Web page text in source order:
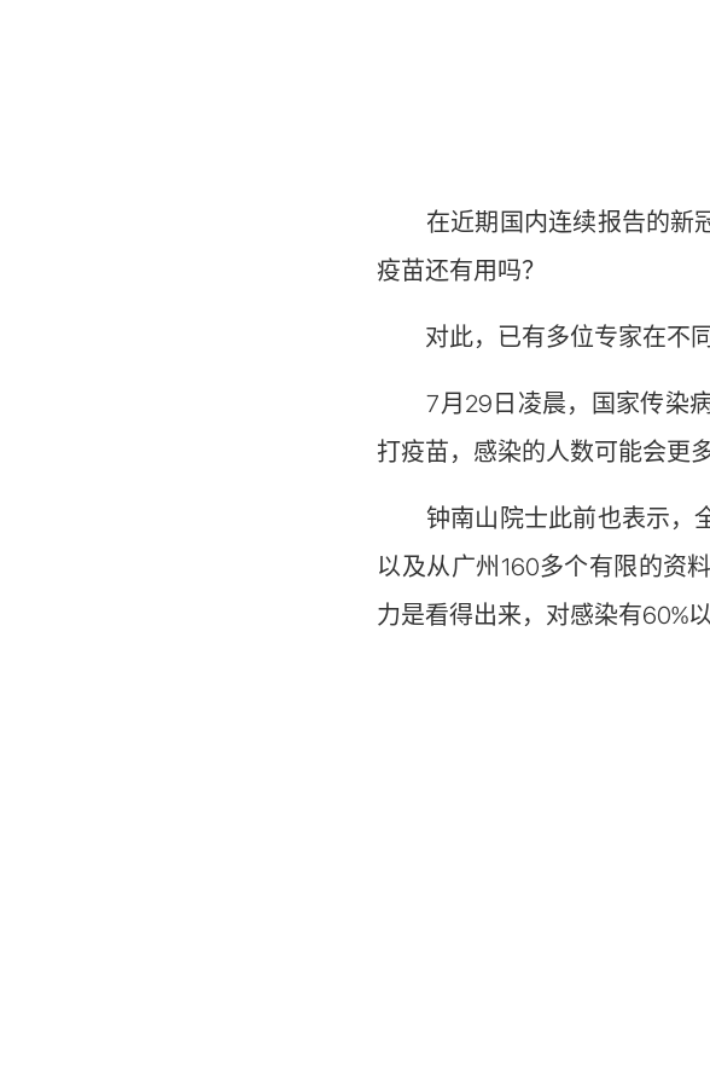
在近期国内连续报告的新冠
疫苗还有用吗？
对此，已有多位专家在不同
7月29日凌晨，国家传染病
打疫苗，感染的人数可能会更
钟南山院士此前也表示，全
以及从广州160多个有限的资
力是看得出来，对感染有60%